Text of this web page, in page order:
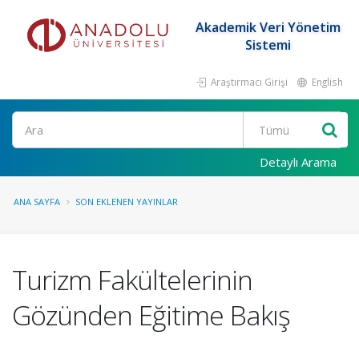
Akademik Veri Yönetim
Sistemi
Araştırmacı Girişi English
Ara
Detaylı Arama
ANA SAYFA SON EKLENEN YAYINLAR
Turizm Fakültelerinin
Gözünden Eğitime Bakış